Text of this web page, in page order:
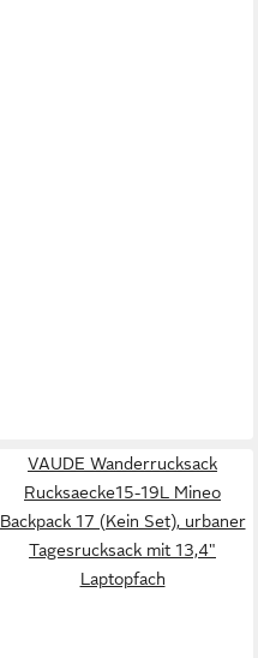
VAUDE Wanderrucksack
Rucksaecke15-19L Mineo
Backpack 17 (Kein Set), urbaner
Tagesrucksack mit 13,4"
Laptopfach